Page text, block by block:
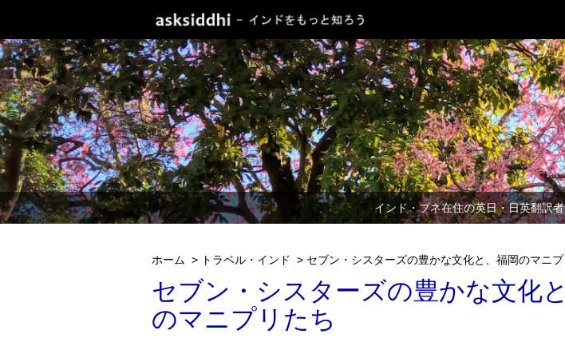
インド・プネ在住の英日・日英翻訳
ホーム > トラベル・インド > セブン・シスターズの豊かな文化と、福岡のマニ
セブン・シスターズの豊かな文化
のマニプリたち